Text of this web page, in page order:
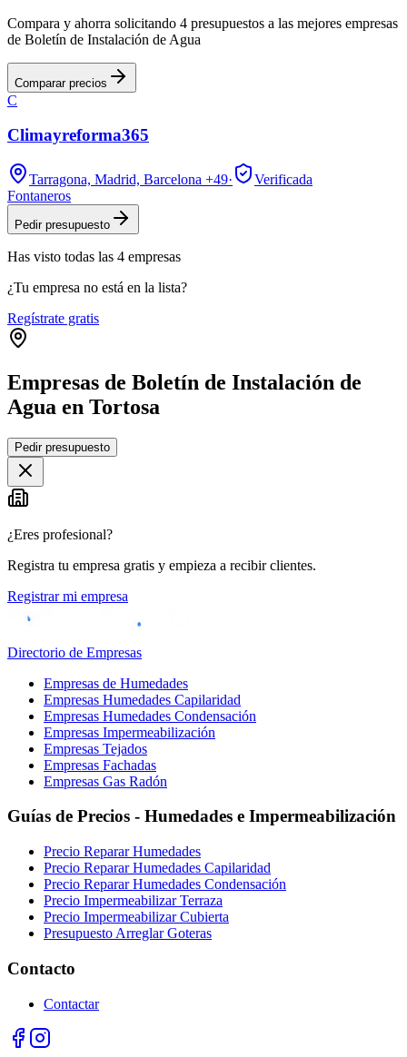
Compara y ahorra solicitando 4 presupuestos a las mejores empresas
de Boletín de Instalación de Agua
Comparar precios
C
Climayreforma365
Tarragona, Madrid, Barcelona +49·
Verificada
Fontaneros
Pedir presupuesto
Has visto todas las 4 empresas
¿Tu empresa no está en la lista?
Regístrate gratis
Empresas de Boletín de Instalación de
Agua en Tortosa
+
−
Pedir presupuesto
¿Eres profesional?
Registra tu empresa gratis y empieza a recibir clientes.
Registrar mi empresa
Directorio de Empresas
Empresas de Humedades
Empresas Humedades Capilaridad
Empresas Humedades Condensación
Empresas Impermeabilización
Empresas Tejados
Empresas Fachadas
Empresas Gas Radón
Guías de Precios - Humedades e Impermeabilización
Precio Reparar Humedades
Precio Reparar Humedades Capilaridad
Precio Reparar Humedades Condensación
Precio Impermeabilizar Terraza
Precio Impermeabilizar Cubierta
Presupuesto Arreglar Goteras
Contacto
Contactar